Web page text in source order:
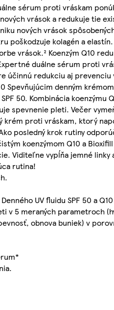
sérum proti vráskam
vrások a redukuje tie
nových vrások
poškodzuje kolagén a
vrások.² Koenzým Q10
duálne sérum proti
účinnú redukciu aj prevenciu
Spevňujúcim denným krémom
50. Kombinácia koenzýmu
spevnenie pleti. Večer
krém proti vráskam, ktorý
posledný krok rutiny
koenzýmom Q10 a
Viditeľne vypĺňa jemné linky
rutina!
UV fluidu SPF 50 a
v 5 meraných parametroch
obnova buniek) v